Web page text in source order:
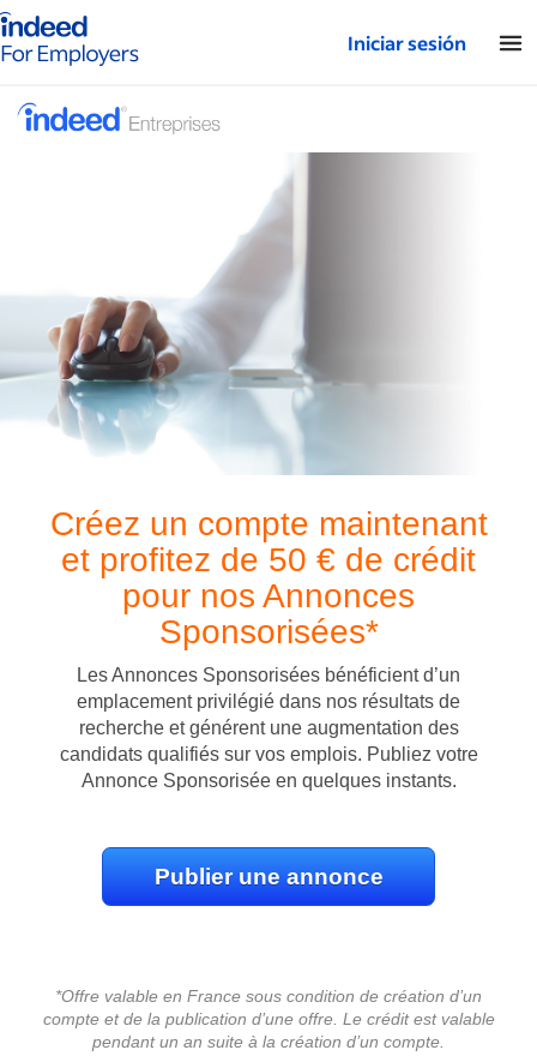
de inicio de Indeed: para empresas
Iniciar sesión
Créez un compte maintenant
et profitez de 50 € de crédit
pour nos Annonces
Sponsorisées*
Les Annonces Sponsorisées bénéficient d’un
emplacement privilégié dans nos résultats de
recherche et générent une augmentation des
candidats qualifiés sur vos emplois. Publiez votre
Annonce Sponsorisée en quelques instants.
Publier une annonce
*Offre valable en France sous condition de création d’un
compte et de la publication d’une offre. Le crédit est valable
pendant un an suite à la création d’un compte.